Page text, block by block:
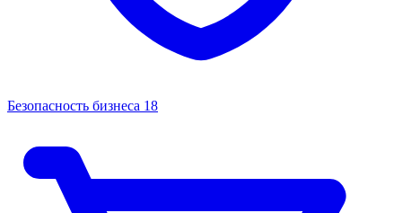
Безопасность бизнеса 18